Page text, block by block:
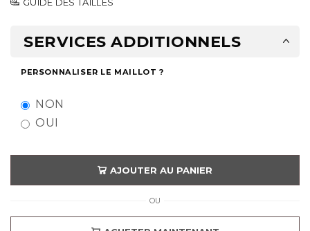
SERVICES ADDITIONNELS
PERSONNALISER LE MAILLOT ?
NON
OUI
AJOUTER AU PANIER
OU